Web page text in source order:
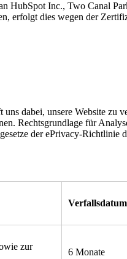
HubSpot Inc., Two Canal
erfolgt dies wegen der
dabei, unsere Website zu
Rechtsgrundlage für
der ePrivacy-Richtlinie
Verfallsdatum
zur
6 Monate